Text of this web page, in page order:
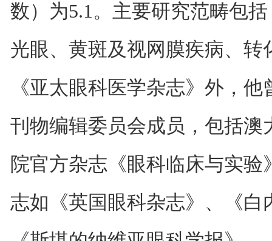
数）为5.1。主要研究范畴包
光眼、黄斑及视网膜疾病、转
《亚太眼科医学杂志》外，
刊物编辑委员会成员，包括
院官方杂志《眼科临床与实
志如《英国眼科杂志》、《